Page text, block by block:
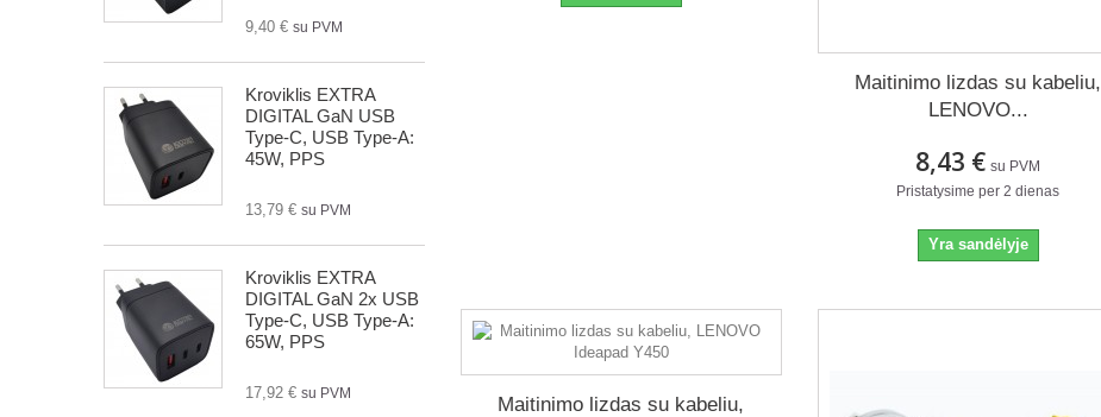
9,40 € su PVM
Kroviklis EXTRA
DIGITAL GaN USB
Type-C, USB Type-A:
45W, PPS
13,79 € su PVM
Kroviklis EXTRA
DIGITAL GaN 2x USB
Type-C, USB Type-A:
65W, PPS
17,92 € su PVM
Maitinimo lizdas su kabeliu,
LENOVO...
8,43 € su PVM
Pristatysime per 2 dienas
Yra sandėlyje
Maitinimo lizdas su kabeliu,